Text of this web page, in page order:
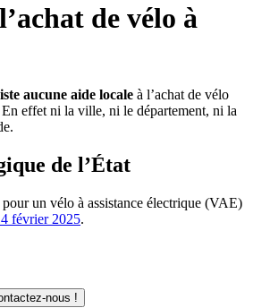
de vélo à
aucune aide locale à l’achat de vélo
effet ni la ville, ni le département, ni la
de l’État
un vélo à assistance électrique (VAE)
février 2025.
nous !